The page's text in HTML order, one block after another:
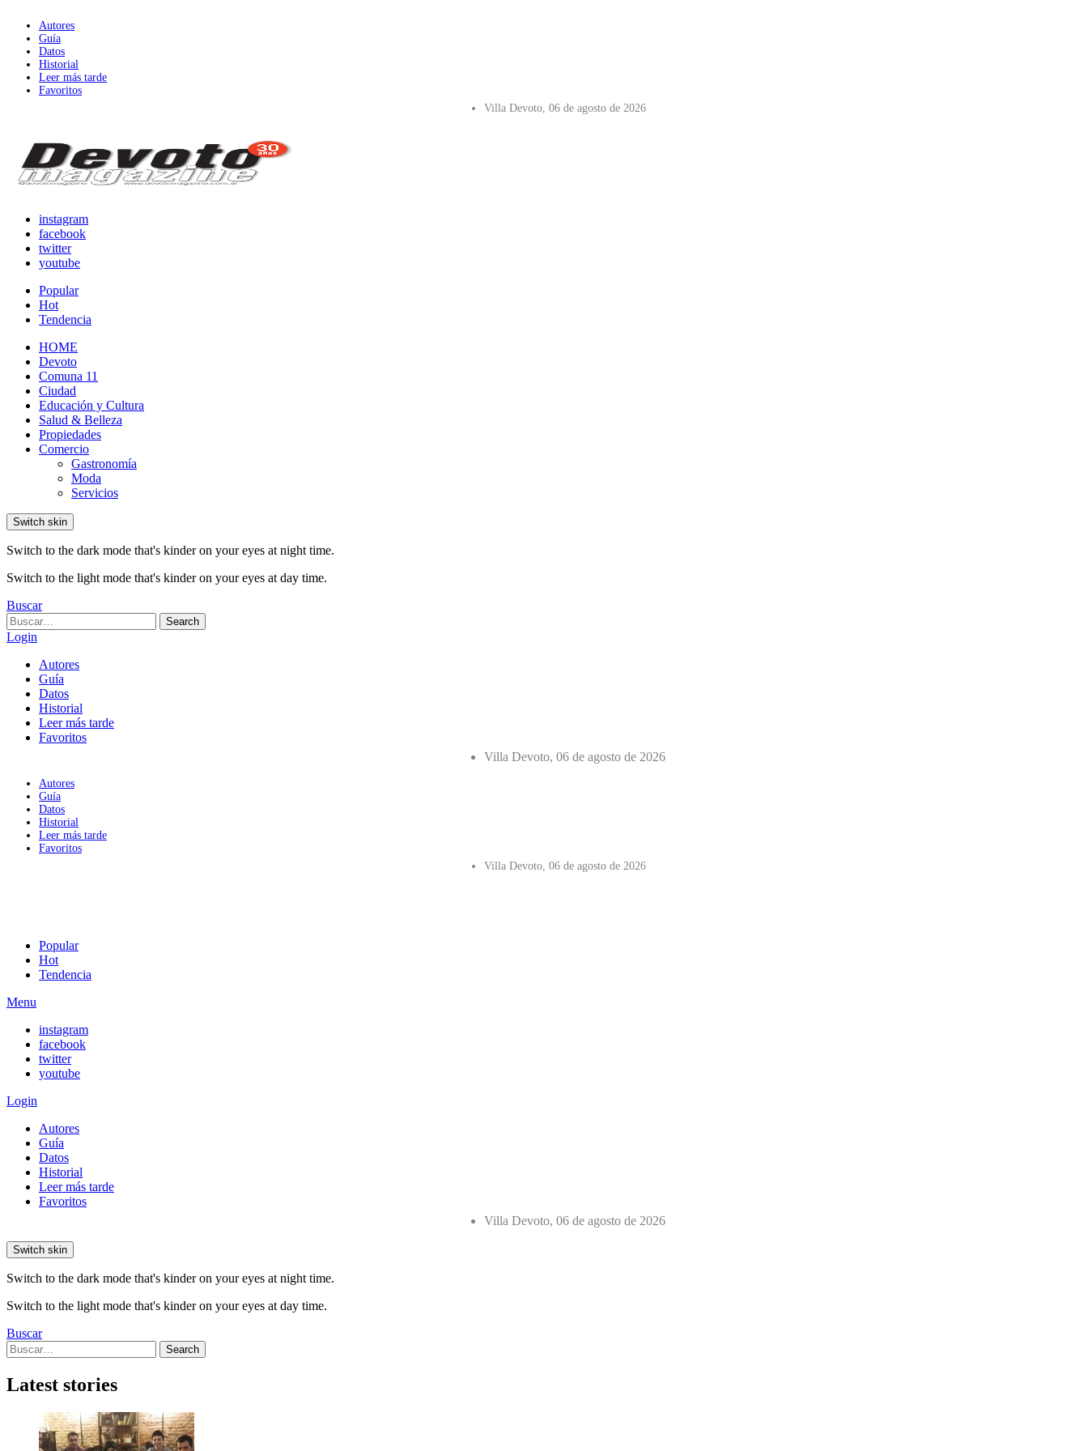
Autores
Guía
Datos
Historial
Leer más tarde
Favoritos
Villa Devoto, 06 de agosto de 2026
instagram
facebook
twitter
youtube
Popular
Hot
Tendencia
HOME
Devoto
Comuna 11
Ciudad
Educación y Cultura
Salud & Belleza
Propiedades
Comercio
Gastronomía
Moda
Servicios
Switch skin
Switch to the dark mode that's kinder on your eyes at night time.
Switch to the light mode that's kinder on your eyes at day time.
Buscar
Search
for:
Search
Login
Autores
Guía
Datos
Historial
Leer más tarde
Favoritos
Villa Devoto, 06 de agosto de 2026
Autores
Guía
Datos
Historial
Leer más tarde
Favoritos
Villa Devoto, 06 de agosto de 2026
Popular
Hot
Tendencia
Menu
instagram
facebook
twitter
youtube
Login
Autores
Guía
Datos
Historial
Leer más tarde
Favoritos
Villa Devoto, 06 de agosto de 2026
Switch skin
Switch to the dark mode that's kinder on your eyes at night time.
Switch to the light mode that's kinder on your eyes at day time.
Buscar
Search
for:
Search
Latest stories